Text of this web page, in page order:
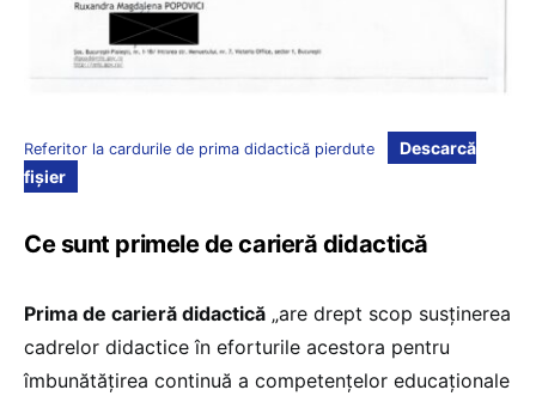
Referitor la cardurile de prima didactică pierdute
Descarcă
fișier
Ce sunt primele de carieră didactică
Prima de carieră didactică „are drept scop susținerea
cadrelor didactice în eforturile acestora pentru
îmbunătățirea continuă a competențelor educaționale